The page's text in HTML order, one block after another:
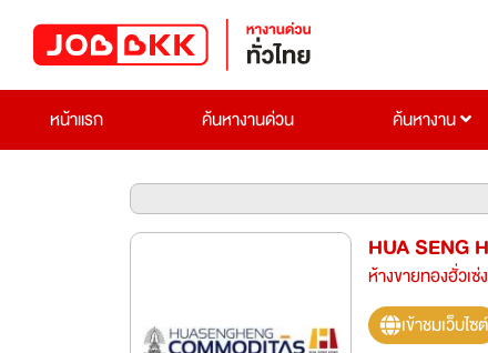
หน้าแรก
ค้นหางานด่วน ค้นหางาน
HUA SENG
ห้างขายทองฮั่วเซ่
เข้าชมเว็บไซต์